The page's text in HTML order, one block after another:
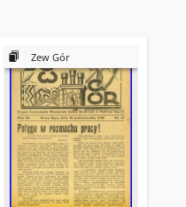
Zew Gór